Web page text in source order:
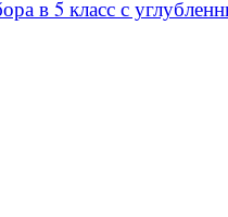
в 5 класс с